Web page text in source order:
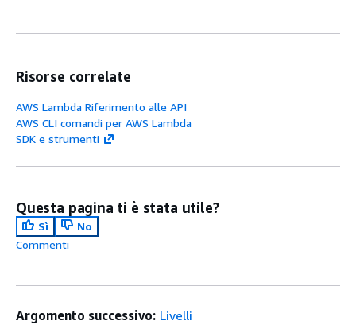
Risorse correlate
AWS Lambda Riferimento alle API
AWS CLI comandi per AWS Lambda
SDK e strumenti
Questa pagina ti è stata utile?
Sì
No
Commenti
Argomento successivo: Livelli